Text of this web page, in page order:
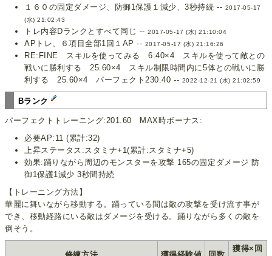
１６０の固定ダメージ、防御1保護１減少、3秒持続 -- 2017-05-17
(水) 21:02:43
トレ内容Dランクとすべて同じ --2017-05-17 (水) 21:10:04
APトレ、６項目全部1回１AP -- 2017-05-17 (水) 21:16:26
RE:FINE スキルを使ってみる 6.40×4 スキルを使って敵との
戦いに勝利する 25.60×4 スキル制限時間内に5体との戦いに勝
利する 25.60×4 パーフェクト230.40 -- 2022-12-21 (水) 21:02:59
Bランク
パーフェクトトレーニング:201.60 MAX時ボーナス:
必要AP:11 (累計:32)
上昇ステータス:スタミナ+1(累計:スタミナ+5)
効果:踊りながら周辺のモンスターを攻撃 165の固定ダメージ 防
御1保護1減少 3秒間持続
【トレーニング方法】
華麗に舞いながら移動する。踊っている間は敵の攻撃を受け流す事が
でき、移動経路にいる敵はダメージを受ける。踊りながら多くの敵を
倒そう。
獲得×回